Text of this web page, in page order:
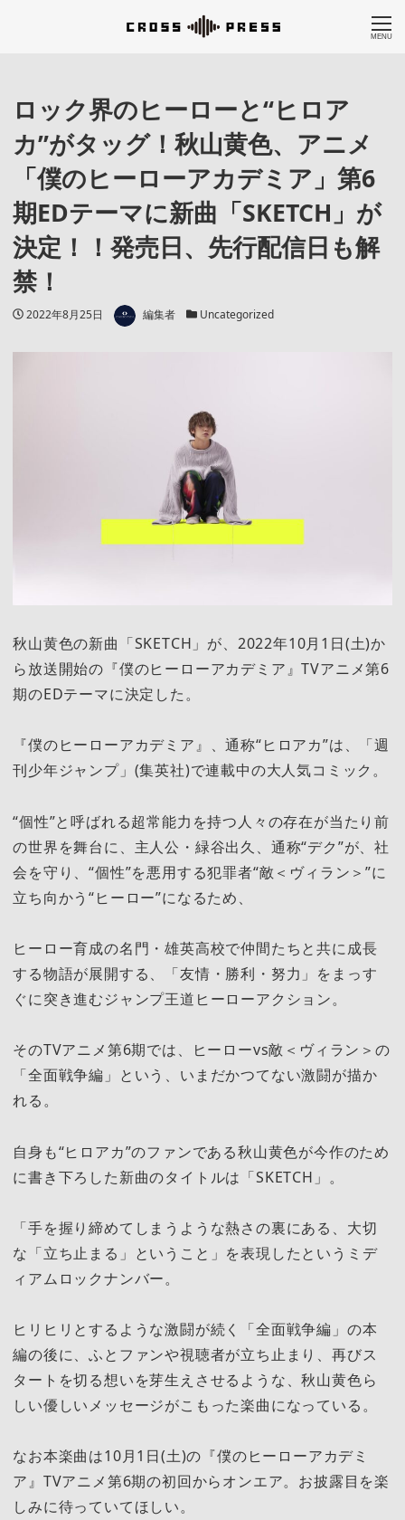
MENU
ロック界のヒーローと“ヒロア
カ”がタッグ！秋山黄色、アニメ
「僕のヒーローアカデミア」第6
期EDテーマに新曲「SKETCH」が
決定！！発売日、先行配信日も解
禁！
投稿日
2022年8月25日 著者 編集者 カテゴリー
Uncategorized
秋山黄色の新曲「SKETCH」が、2022年10月1日(土)か
ら放送開始の『僕のヒーローアカデミア』TVアニメ第6
期のEDテーマに決定した。
『僕のヒーローアカデミア』、通称“ヒロアカ”は、「週
刊少年ジャンプ」(集英社)で連載中の大人気コミック。
“個性”と呼ばれる超常能力を持つ人々の存在が当たり前
の世界を舞台に、主人公・緑谷出久、通称“デク”が、社
会を守り、“個性”を悪用する犯罪者“敵＜ヴィラン＞”に
立ち向かう“ヒーロー”になるため、
ヒーロー育成の名門・雄英高校で仲間たちと共に成長
する物語が展開する、「友情・勝利・努力」をまっす
ぐに突き進むジャンプ王道ヒーローアクション。
そのTVアニメ第6期では、ヒーローvs敵＜ヴィラン＞の
「全面戦争編」という、いまだかつてない激闘が描か
れる。
自身も“ヒロアカ”のファンである秋山黄色が今作のため
に書き下ろした新曲のタイトルは「SKETCH」。
「手を握り締めてしまうような熱さの裏にある、大切
な「立ち止まる」ということ」を表現したというミデ
ィアムロックナンバー。
ヒリヒリとするような激闘が続く「全面戦争編」の本
編の後に、ふとファンや視聴者が立ち止まり、再びス
タートを切る想いを芽生えさせるような、秋山黄色ら
しい優しいメッセージがこもった楽曲になっている。
なお本楽曲は10月1日(土)の『僕のヒーローアカデミ
ア』TVアニメ第6期の初回からオンエア。お披露目を楽
しみに待っていてほしい。